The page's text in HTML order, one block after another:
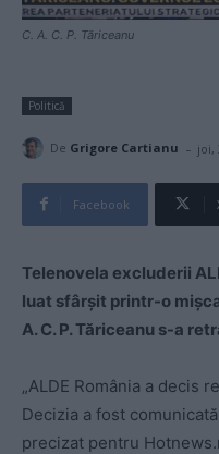
C. A. C. P. Tăriceanu
Politică
De Grigore Cartianu - joi,
Facebook
Telenovela excluderii
luat sfârșit printr-o
A. C. P. Tăriceanu s-a
„ALDE România a decis
Decizia a fost
precizat pentru